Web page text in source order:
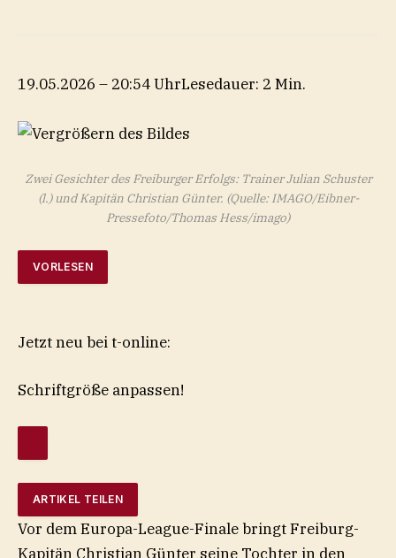
19.05.2026 – 20:54 UhrLesedauer: 2 Min.
Zwei Gesichter des Freiburger Erfolgs: Trainer Julian Schuster
(l.) und Kapitän Christian Günter. (Quelle: IMAGO/Eibner-
Pressefoto/Thomas Hess/imago)
VORLESEN
Jetzt neu bei t-online:
Schriftgröße anpassen!
ARTIKEL TEILEN
Vor dem Europa-League-Finale bringt Freiburg-
Kapitän Christian Günter seine Tochter in den